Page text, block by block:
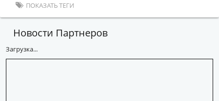
ПОКАЗАТЬ ТЕГИ
Новости Партнеров
Загрузка...